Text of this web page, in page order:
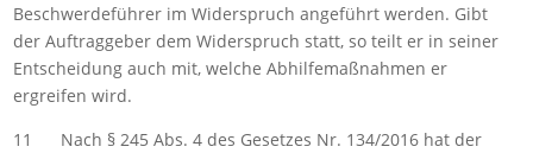
Beschwerdeführer im Widerspruch angeführt werden. Gibt
der Auftraggeber dem Widerspruch statt, so teilt er in seiner
Entscheidung auch mit, welche Abhilfemaßnahmen er
ergreifen wird.
11 Nach § 245 Abs. 4 des Gesetzes Nr. 134/2016 hat der